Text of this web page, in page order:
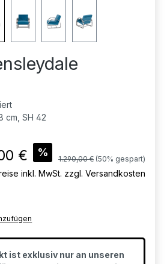
cm, SH 42
€ % Regulärer Preis:
1.290,00 € (50% gespart)
inkl. MwSt. zzgl. Versandkosten
ist exklusiv nur an unseren